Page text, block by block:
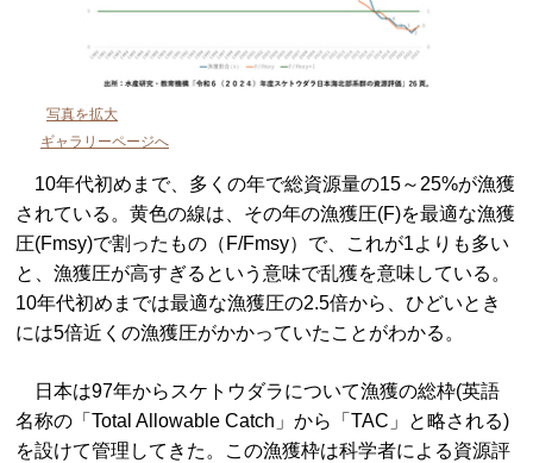
写真を拡大
ギャラリーページへ
10年代初めまで、多くの年で総資源量の15～25%が漁獲
されている。黄色の線は、その年の漁獲圧(F)を最適な漁獲
圧(Fmsy)で割ったもの（F/Fmsy）で、これが1よりも多い
と、漁獲圧が高すぎるという意味で乱獲を意味している。
10年代初めまでは最適な漁獲圧の2.5倍から、ひどいとき
には5倍近くの漁獲圧がかかっていたことがわかる。
日本は97年からスケトウダラについて漁獲の総枠(英語
名称の「Total Allowable Catch」から「TAC」と略される)
を設けて管理してきた。この漁獲枠は科学者による資源評